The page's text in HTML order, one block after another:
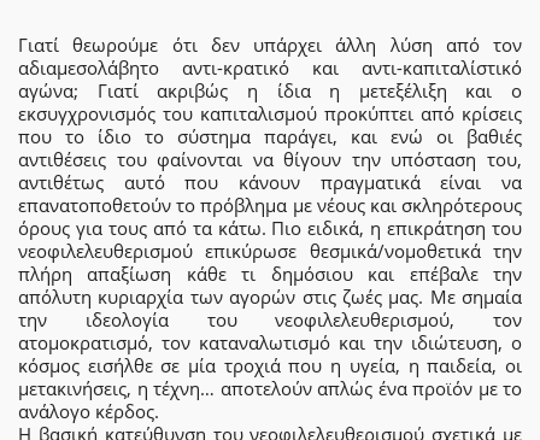
Γιατί θεωρούμε ότι δεν υπάρχει άλλη λύση από τον
αδιαμεσολάβητο αντι-κρατικό και αντι-καπιταλίστικό
αγώνα; Γιατί ακριβώς η ίδια η μετεξέλιξη και ο
εκσυγχρονισμός του καπιταλισμού προκύπτει από κρίσεις
που το ίδιο το σύστημα παράγει, και ενώ οι βαθιές
αντιθέσεις του φαίνονται να θίγουν την υπόσταση του,
αντιθέτως αυτό που κάνουν πραγματικά είναι να
επανατοποθετούν το πρόβλημα με νέους και σκληρότερους
όρους για τους από τα κάτω. Πιο ειδικά, η επικράτηση του
νεοφιλελευθερισμού επικύρωσε θεσμικά/νομοθετικά την
πλήρη απαξίωση κάθε τι δημόσιου και επέβαλε την
απόλυτη κυριαρχία των αγορών στις ζωές μας. Με σημαία
την ιδεολογία του νεοφιλελευθερισμού, τον
ατομοκρατισμό, τον καταναλωτισμό και την ιδιώτευση, ο
κόσμος εισήλθε σε μία τροχιά που η υγεία, η παιδεία, οι
μετακινήσεις, η τέχνη… αποτελούν απλώς ένα προϊόν με το
ανάλογο κέρδος.
Η βασική κατεύθυνση του νεοφιλελευθερισμού σχετικά με